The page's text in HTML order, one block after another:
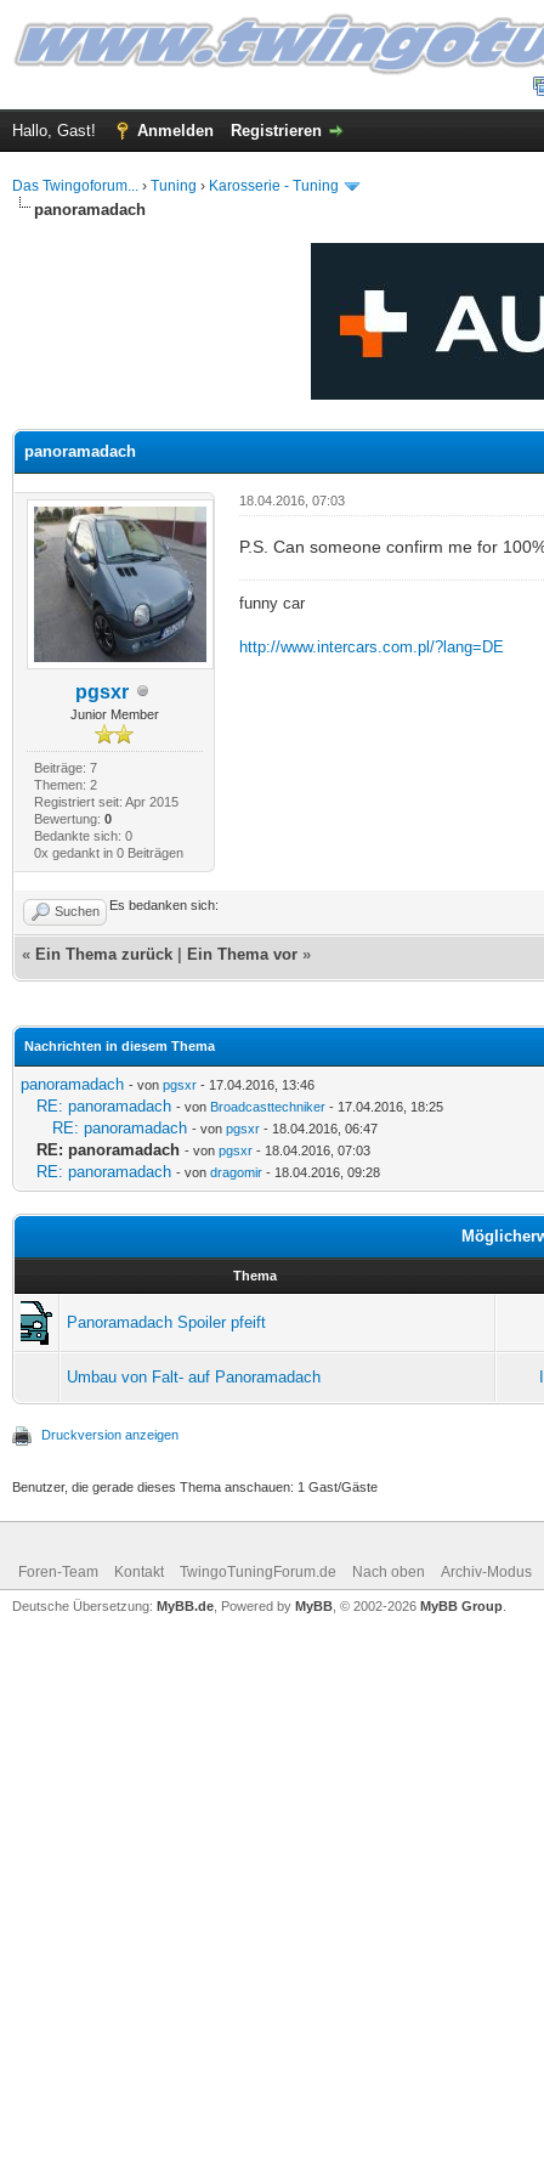
Hallo, Gast! Anmelden Registrieren
Das Twingoforum... › Tuning › Karosserie - Tuning
panoramadach
panoramadach
pgsxr
Junior Member
Beiträge: 7
Themen: 2
Registriert seit: Apr 2015
Bewertung: 0
Bedankte sich: 0
0x gedankt in 0 Beiträgen
18.04.2016, 07:03
P.S. Can someone confirm me for
funny car
http://www.intercars.com.pl/?lang=DE
Suchen Es bedanken sich:
« Ein Thema zurück Ein Thema vor »
Nachrichten in diesem Thema
panoramadach - von pgsxr - 17.04.2016, 13:46
RE: panoramadach - von Broadcasttechniker - 17.04.2016, 18:25
RE: panoramadach - von pgsxr - 18.04.2016, 06:47
RE: panoramadach - von pgsxr - 18.04.2016, 07:03
RE: panoramadach - von dragomir - 18.04.2016, 09:28
Thema
Panoramadach Spoiler pfeift
Umbau von Falt- auf Panoramadach
Druckversion anzeigen
Benutzer, die gerade dieses Thema anschauen: 1 Gast/Gäste
Foren-Team Kontakt TwingoTuningForum.de Nach oben Archiv-Modus
Deutsche Übersetzung: MyBB.de , Powered by MyBB , © 2002-2026 MyBB Group